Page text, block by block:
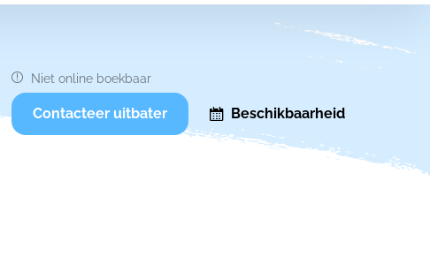
Niet online boekbaar
Contacteer uitbater Beschikbaarheid